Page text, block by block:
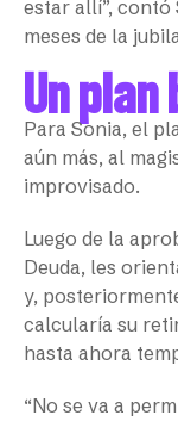
estar allí”, contó
meses de la
Un
Para Sonia, el
aún más, al
improvisado.
Luego de la
Deuda, les
y,
calcularía su
hasta ahora
“No se va a